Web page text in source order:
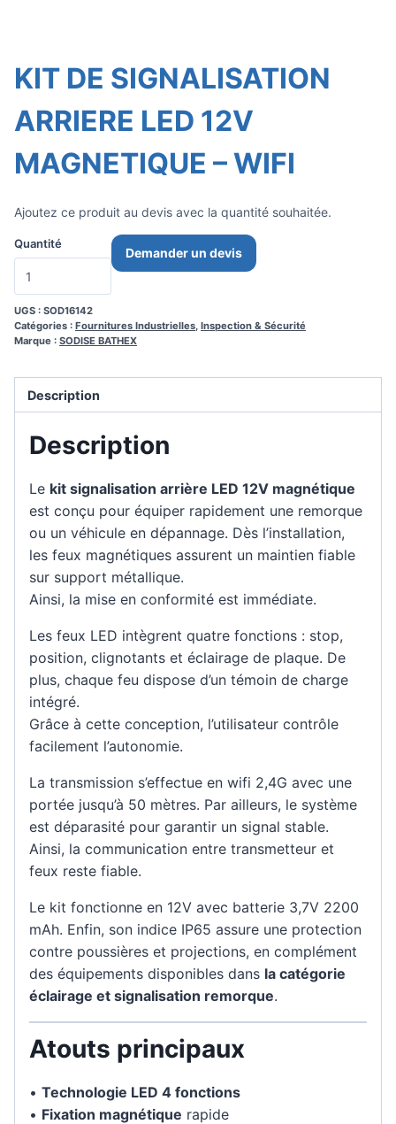
KIT DE SIGNALISATION
ARRIERE LED 12V
MAGNETIQUE – WIFI
Ajoutez ce produit au devis avec la quantité souhaitée.
Quantité
Demander un devis
UGS : SOD16142
Catégories : Fournitures Industrielles, Inspection & Sécurité
Marque : SODISE BATHEX
Description
Description
Le kit signalisation arrière LED 12V magnétique
est conçu pour équiper rapidement une remorque
ou un véhicule en dépannage. Dès l’installation,
les feux magnétiques assurent un maintien fiable
sur support métallique.
Ainsi, la mise en conformité est immédiate.
Les feux LED intègrent quatre fonctions : stop,
position, clignotants et éclairage de plaque. De
plus, chaque feu dispose d’un témoin de charge
intégré.
Grâce à cette conception, l’utilisateur contrôle
facilement l’autonomie.
La transmission s’effectue en wifi 2,4G avec une
portée jusqu’à 50 mètres. Par ailleurs, le système
est déparasité pour garantir un signal stable.
Ainsi, la communication entre transmetteur et
feux reste fiable.
Le kit fonctionne en 12V avec batterie 3,7V 2200
mAh. Enfin, son indice IP65 assure une protection
contre poussières et projections, en complément
des équipements disponibles dans la catégorie
éclairage et signalisation remorque.
Atouts principaux
• Technologie LED 4 fonctions
• Fixation magnétique rapide